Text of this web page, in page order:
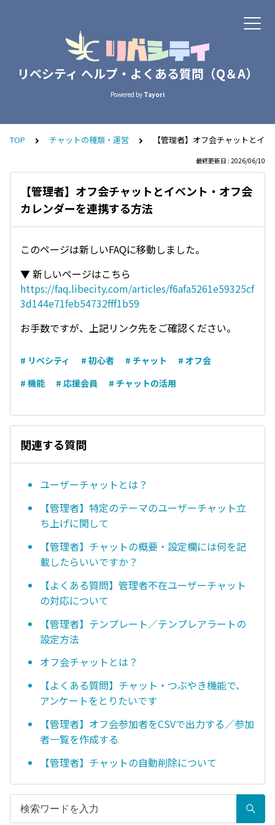
リベシティ ヘルプ・よくある質問（Q＆A）
Powered by Tayori
TOP チャットの種類・運営 【管理者】オフ会チャットとイ
最終更新日 : 2026/06/10
【管理者】オフ会チャットとイベント・オフ会
カレンダーを連携する方法
このページは新しいFAQに移動しました。
▼ 新しいページはこちら
https://faq.libecity.com/articles/f6afa5261e59325cf
3d144e71feb54732fff1b59
お手数ですが、上記リンク先をご確認ください。
# リベシティ # 初心者 # チャット
# オフ会
# 機能
# 応援会員 # チャットの活用
関連する質問
ユーザーチャットとは？
【管理者】特定のテーマのユーザーチャット立
ち上げに関して
【管理者】チャットの概要・設定欄には何を記
載したらいいですか？
【よくある質問】管理者不在ユーザーチャット
の対応について
【管理者】テンプレート／テンプレアラートの
設定方法
オフ会チャットとは？
【よくある質問】チャット・つぶやき機能で、
アンケートをとりたいです
【管理者】オフ会参加者をCSVで出力する／参加
者一覧を作成する
【管理者】チャットの自動削除について